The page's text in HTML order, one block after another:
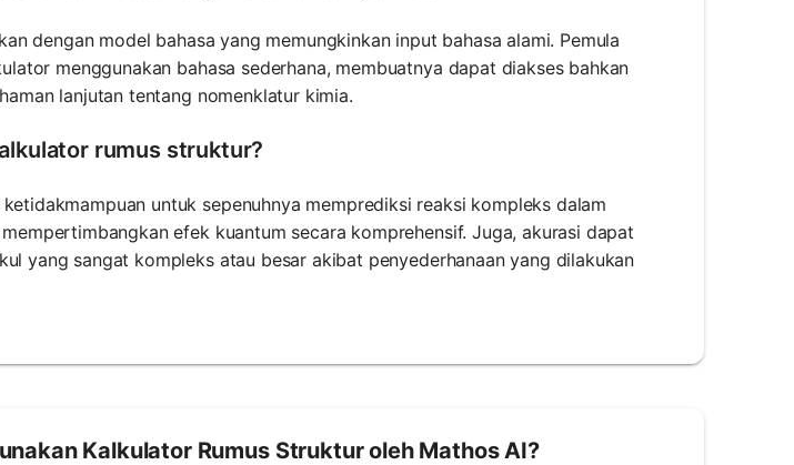
dengan model bahasa yang memungkinkan input bahasa alami. Pemula
menggunakan bahasa sederhana, membuatnya dapat diakses bahkan
lanjutan tentang nomenklatur kimia.
rumus struktur?
untuk sepenuhnya memprediksi reaksi kompleks dalam
efek kuantum secara komprehensif. Juga, akurasi dapat
yang sangat kompleks atau besar akibat penyederhanaan yang dilakukan
Kalkulator Rumus Struktur oleh Mathos AI?